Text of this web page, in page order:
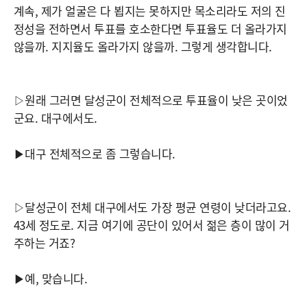
계속, 제가 얼굴은 다 뵙지는 못하지만 목소리라도 저의 진
정성을 전하면서 투표를 호소한다면 투표율도 더 올라가지
않을까. 지지율도 올라가지 않을까. 그렇게 생각합니다.
▷원래 그러면 달성군이 전체적으로 투표율이 낮은 곳이었
군요. 대구에서도.
▶대구 전체적으로 좀 그렇습니다.
▷달성군이 전체 대구에서도 가장 평균 연령이 낮더라고요.
43세 정도로. 지금 여기에 공단이 있어서 젊은 층이 많이 거
주하는 거죠?
▶예, 맞습니다.